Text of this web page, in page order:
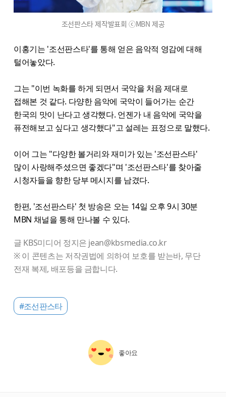
조선판스타 제작발표회 ⓒMBN 제공
이홍기는 '조선판스타'를 통해 얻은 음악적 영감에 대해
털어놓았다.
그는 "이번 녹화를 하게 되면서 국악을 처음 제대로
접해본 것 같다. 다양한 음악에 국악이 들어가는 순간
한국의 맛이 난다고 생각했다. 언젠가 내 음악에 국악을
퓨전해보고 싶다고 생각했다"고 설레는 표정으로 말했다.
이어 그는 "다양한 볼거리와 재미가 있는 '조선판스타'
많이 사랑해주셨으면 좋겠다"며 '조선판스타'를 찾아줄
시청자들을 향한 당부 메시지를 남겼다.
한편, '조선판스타' 첫 방송은 오는 14일 오후 9시 30분
MBN 채널을 통해 만나볼 수 있다.
글 KBS미디어 정지은 jean@kbsmedia.co.kr
※ 이 콘텐츠는 저작권법에 의하여 보호를 받는바, 무단
전재 복제, 배포등을 금합니다.
#조선판스타
좋아요